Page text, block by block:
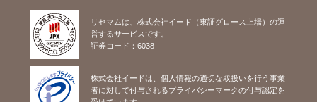
リセマムは、株式会社イード（東証グロース上場）の運
営するサービスです。
証券コード：6038
株式会社イードは、個人情報の適切な取扱いを行う事業
者に対して付与されるプライバシーマークの付与認定を